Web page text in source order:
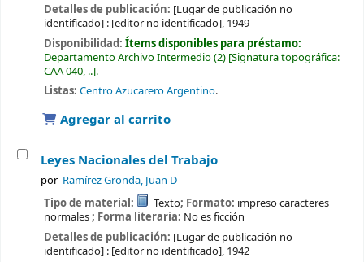
Detalles de publicación: [Lugar de publicación no
identificado] : [editor no identificado], 1949
Disponibilidad: Ítems disponibles para préstamo:
Departamento Archivo Intermedio(2) Signatura topográfica:
CAA 040, .. .
Listas: Centro Azucarero Argentino.
Agregar al carrito
Leyes Nacionales del Trabajo
por Ramírez Gronda, Juan D
Tipo de material: Texto; Formato: impreso caracteres
normales; Forma literaria: No es ficción
Detalles de publicación: [Lugar de publicación no
identificado] : [editor no identificado], 1942